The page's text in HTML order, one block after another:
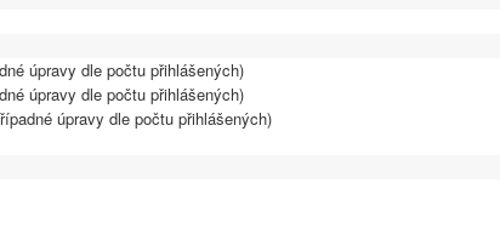
úpravy dle počtu přihlášených)
úpravy dle počtu přihlášených)
úpravy dle počtu přihlášených)